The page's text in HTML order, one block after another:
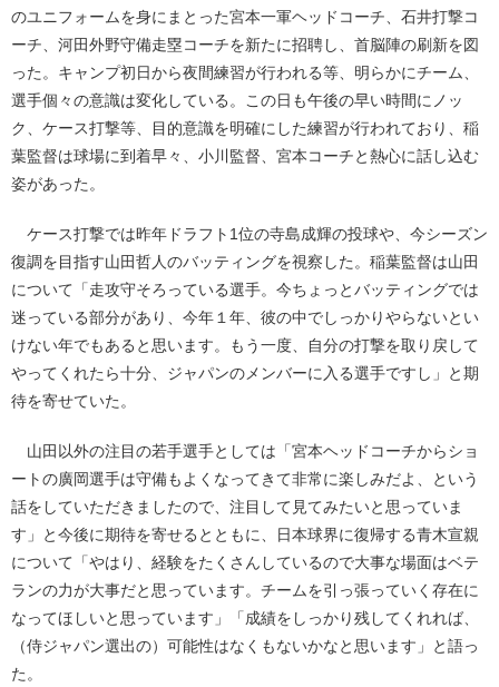
のユニフォームを身にまとった宮本一軍ヘッドコーチ、石井打撃コ
ーチ、河田外野守備走塁コーチを新たに招聘し、首脳陣の刷新を図
った。キャンプ初日から夜間練習が行われる等、明らかにチーム、
選手個々の意識は変化している。この日も午後の早い時間にノッ
ク、ケース打撃等、目的意識を明確にした練習が行われており、稲
葉監督は球場に到着早々、小川監督、宮本コーチと熱心に話し込む
姿があった。
ケース打撃では昨年ドラフト1位の寺島成輝の投球や、今シーズン
復調を目指す山田哲人のバッティングを視察した。稲葉監督は山田
について「走攻守そろっている選手。今ちょっとバッティングでは
迷っている部分があり、今年１年、彼の中でしっかりやらないとい
けない年でもあると思います。もう一度、自分の打撃を取り戻して
やってくれたら十分、ジャパンのメンバーに入る選手ですし」と期
待を寄せていた。
山田以外の注目の若手選手としては「宮本ヘッドコーチからショ
ートの廣岡選手は守備もよくなってきて非常に楽しみだよ、という
話をしていただきましたので、注目して見てみたいと思っていま
す」と今後に期待を寄せるとともに、日本球界に復帰する青木宣親
について「やはり、経験をたくさんしているので大事な場面はベテ
ランの力が大事だと思っています。チームを引っ張っていく存在に
なってほしいと思っています」「成績をしっかり残してくれれば、
（侍ジャパン選出の）可能性はなくもないかなと思います」と語っ
た。